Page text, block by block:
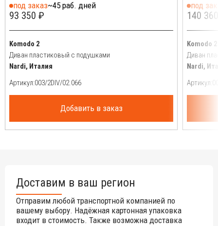
под заказ~45 раб. дней
93 350 ₽
Komodo 2
Диван пластиковый с подушками
Nardi, Италия
Артикул:
Добавить в заказ
под
140
Komodo 2
Диван
Nardi,
Артикул:
Доставим в ваш регион
Отправим любой транспортной компанией по
вашему выбору. Надёжная картонная упаковка
входит в стоимость. Также возможна доставка